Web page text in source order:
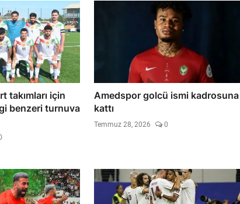
takımları için
benzeri turnuva
Amedspor golcü ismi kadrosuna
kattı
Temmuz 28, 2026 0